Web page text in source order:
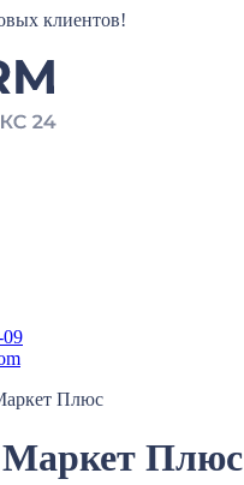
клиентов!
09
Плюс
Плюс